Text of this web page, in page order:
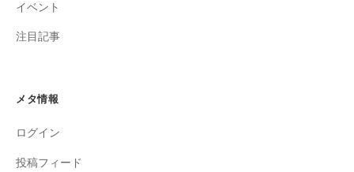
イベント
注目記事
メタ情報
ログイン
投稿フィード